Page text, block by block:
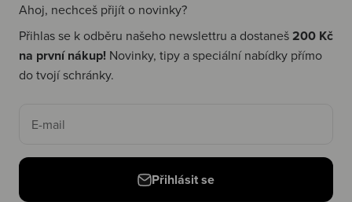
Ahoj, nechceš přijít o novinky?
Přihlas se k odběru našeho newslettru a dostaneš200 Kč
na první nákup! Novinky, tipy a speciální nabídky přímo
do tvojí schránky.
E-mail
Přihlásit se